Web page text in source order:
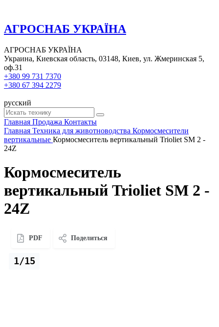
АГРОСНАБ УКРАЇНА
АГРОСНАБ УКРАЇНА
Украина, Киевская область, 03148, Киев, ул. Жмеринская 5,
оф.31
+380 99 731 7370
+380 67 394 2279
русский
Главная Продажа Контакты
Главная Техника для животноводства Кормосмесители
вертикальные Кормосмеситель вертикальный Trioliet SM 2 -
24Z
Кормосмеситель
вертикальный Trioliet SM 2 -
24Z
PDF Поделиться
1/15